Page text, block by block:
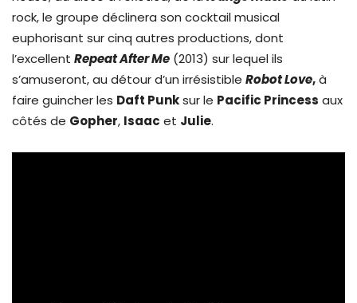
rock, le groupe déclinera son cocktail musical
euphorisant sur cinq autres productions, dont
l’excellent Repeat After Me (2013) sur lequel ils
s’amuseront, au détour d’un irrésistible Robot Love,à
faire guincher les Daft Punksur le Pacific Princess aux
côtés de Gopher, Isaac et Julie.